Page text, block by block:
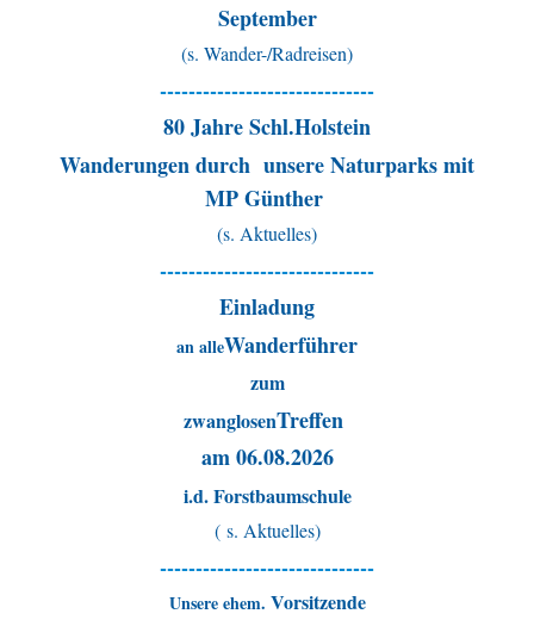
September
(s. Wander-/Radreisen)
------------------------------
80 Jahre Schl.Holstein
Wanderungen durch unsere Naturparks mit
MP Günther
(s. Aktuelles)
------------------------------
Einladung
an alleWanderführer
zum
zwanglosenTreffen
am 06.08.2026
i.d. Forstbaumschule
( s. Aktuelles)
------------------------------
Unsere ehem. Vorsitzende